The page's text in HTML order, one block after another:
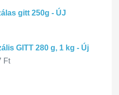
gitt 250g - ÚJ
GITT 280 g, 1 kg - Új
Ft